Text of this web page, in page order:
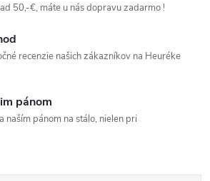
50,-€, máte u nás dopravu zadarmo !
recenzie našich zákazníkov na Heuréke
pánom
naším pánom na stálo, nielen pri